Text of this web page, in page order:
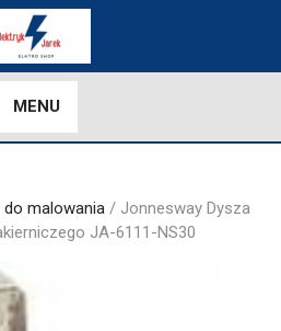
MENU
malowania / Jonnesway Dysza
JA-6111-NS30